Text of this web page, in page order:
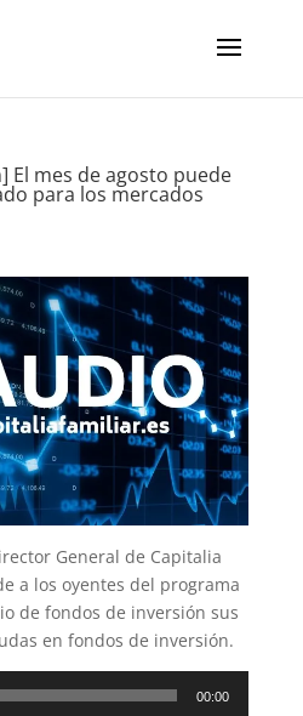
El mes de agosto puede
para los mercados
General de Capitalia
a los oyentes del programa
de fondos de inversión sus
en fondos de inversión.
00:00